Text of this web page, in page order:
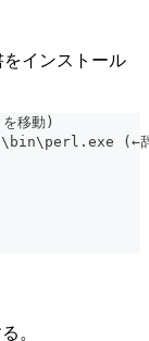
インストール
移動)
(←辞書
。